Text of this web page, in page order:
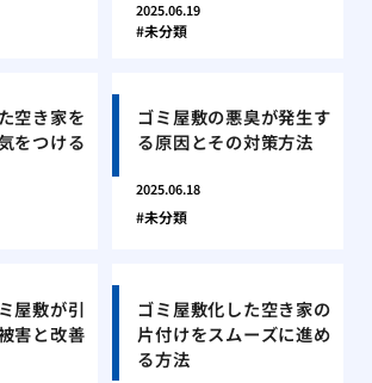
2025.06.19
未分類
空き家を
をつける
ゴミ屋敷の悪臭が発生す
る原因とその対策方法
2025.06.18
未分類
屋敷が引
害と改善
ゴミ屋敷化した空き家の
片付けをスムーズに進め
る方法